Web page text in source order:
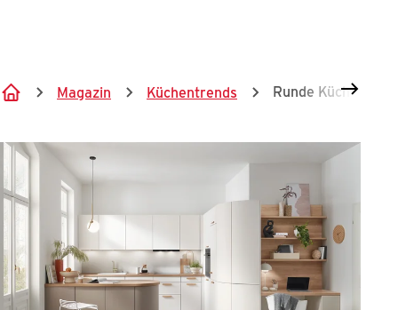
Magazin Küchentrends Runde Küchen